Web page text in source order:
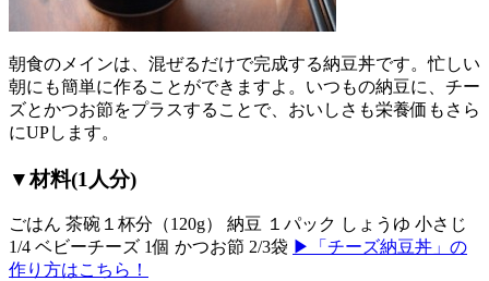
朝食のメインは、混ぜるだけで完成する納豆丼です。忙しい
朝にも簡単に作ることができますよ。いつもの納豆に、チー
ズとかつお節をプラスすることで、おいしさも栄養価もさら
にUPします。
▼材料(1人分)
ごはん 茶碗１杯分（120g） 納豆 １パック しょうゆ 小さじ
1/4 ベビーチーズ 1個 かつお節 2/3袋 ▶「チーズ納豆丼」の
作り方はこちら！